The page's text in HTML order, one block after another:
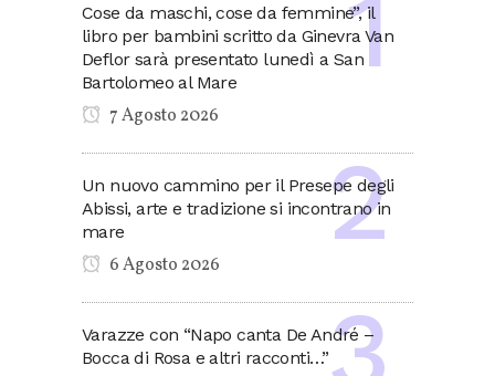
Cose da maschi, cose da femmine”, il
libro per bambini scritto da Ginevra Van
Deflor sarà presentato lunedì a San
Bartolomeo al Mare
7 Agosto 2026
Un nuovo cammino per il Presepe degli
Abissi, arte e tradizione si incontrano in
mare
6 Agosto 2026
Varazze con “Napo canta De André –
Bocca di Rosa e altri racconti…”